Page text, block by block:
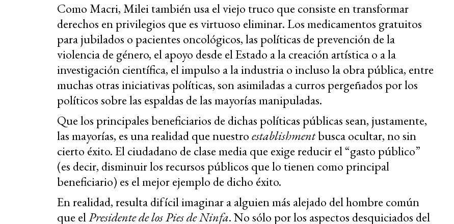
Como Macri, Milei también usa el viejo truco que consiste en transformar
derechos en privilegios que es virtuoso eliminar. Los medicamentos gratuitos
para jubilados o pacientes oncológicos, las políticas de prevención de la
violencia de género, el apoyo desde el Estado a la creación artística o a la
investigación científica, el impulso a la industria o incluso la obra pública, entre
muchas otras iniciativas políticas, son asimiladas a curros pergeñados por los
políticos sobre las espaldas de las mayorías manipuladas.
Que los principales beneficiarios de dichas políticas públicas sean, justamente,
las mayorías, es una realidad que nuestroestablishmentbusca ocultar, no sin
cierto éxito. El ciudadano de clase media que exige reducir el “gasto público”
(es decir, disminuir los recursos públicos que lo tienen como principal
beneficiario) es el mejor ejemplo de dicho éxito.
En realidad, resulta difícil imaginar a alguien más alejado del hombre común
que elPresidente de los Pies de Ninfa. No sólo por los aspectos desquiciados del